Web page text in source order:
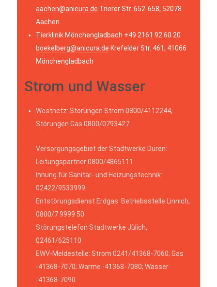
aachen@anicura.de Trierer Str. 652-658, 52078
Aachen
Tierklinik Mönchengladbach +49 2161 92 60 20
boekelberg@anicura.de Krefelder Str. 461, 41066
Mönchengladbach
Strom und Wasser
Westnetz: Störungen Strom 0800/4112244,
Störungen Gas 0800/0793427
Versorgungsgebiet der Stadtwerke Düren:
Leitungspartner 0800/4865111
Innung für Sanitär- und Heizungstechnik:
02422/9533999
Entstörungsdienst Erdgas: Betriebsstelle Linnich,
0800/7 9999 50
Störungstelefon Stadtwerke Jülich,
02461/625110
EWV-Meldestelle: Strom 0241/41368-7060; Gas
-41368-7070; Wärme -41368-7080; Wasser
-41368-7090